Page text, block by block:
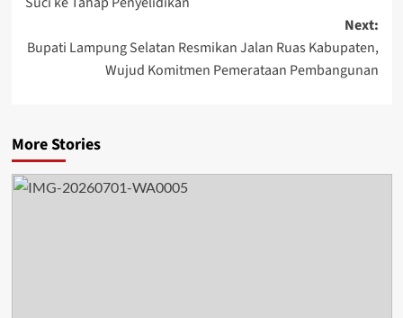
Next:
Bupati Lampung Selatan Resmikan Jalan Ruas Kabupaten,
Wujud Komitmen Pemerataan Pembangunan
More Stories